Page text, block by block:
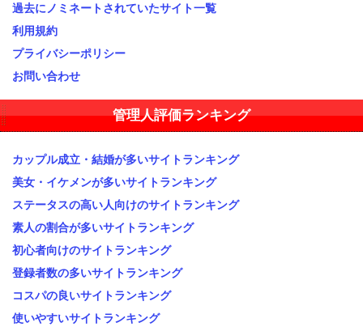
過去にノミネートされていたサイト一覧
利用規約
プライバシーポリシー
お問い合わせ
管理人評価ランキング
カップル成立・結婚が多いサイトランキング
美女・イケメンが多いサイトランキング
ステータスの高い人向けのサイトランキング
素人の割合が多いサイトランキング
初心者向けのサイトランキング
登録者数の多いサイトランキング
コスパの良いサイトランキング
使いやすいサイトランキング